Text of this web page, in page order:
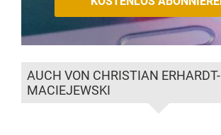
AUCH VON CHRISTIAN ERHARDT-
MACIEJEWSKI